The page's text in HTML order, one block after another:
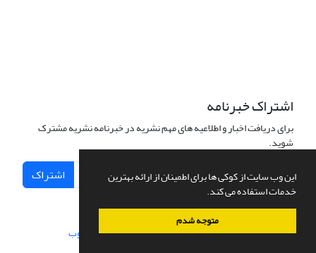
این وب سایت از کوکی ها برای اطمینان از ارائه بهترین
خدمات استفاده می کند.
متوجه شدم
اشتراک خبرنامه
برای دریافت اخبار و اطلاعیه های مهم نشریه در خبرنامه نشریه مشترک
شوید.
اشتراک
سامانه مدیریت نشریات علمی.طراحی و پیاده سازی از سیناوب